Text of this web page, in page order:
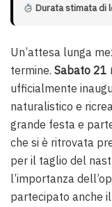
Durata stimata di
Un’attesa lunga
termine. Sabato 21
ufficialmente
naturalistico e
grande festa e
che si è ritrovata
per il taglio del
l’importanza
partecipato anche